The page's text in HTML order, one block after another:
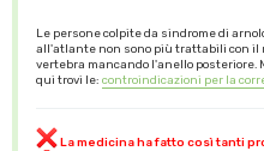
Le persone colpite da sindrome di
all'atlante non sono più trattabili con il
vertebra mancando l'anello posteriore.
qui trovi le: controindicazioni per la
La medicina ha fatto così tanti